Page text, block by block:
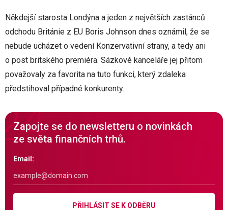
Někdejší starosta Londýna a jeden z největších zastánců
odchodu Británie z EU Boris Johnson dnes oznámil, že se
nebude ucházet o vedení Konzervativní strany, a tedy ani
o post britského premiéra. Sázkové kanceláře jej přitom
považovaly za favorita na tuto funkci, který zdaleka
předstihoval případné konkurenty.
Zapojte se do newsletteru o novinkách
ze světa finančních trhů.
Email:
PŘIHLÁSIT SE K ODBĚRU